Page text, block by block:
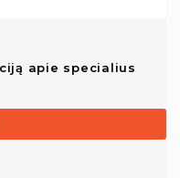
apie specialius